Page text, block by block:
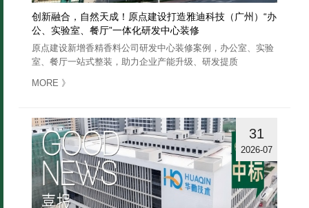
创新融合，自然天成！原点建设打造雅迪科技（广州）“办
公、实验室、餐厅”一体化研发中心装修
原点建设新增香精香料公司研发中心装修案例，办公室、实验
室、餐厅一站式整装，助力企业产能升级、研发提质
MORE 》
31
2026-07